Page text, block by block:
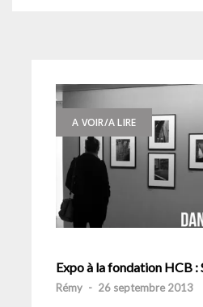
A VOIR/A LIRE
Expo à la fondation HCB :
Rémy - 26 septembre 2013